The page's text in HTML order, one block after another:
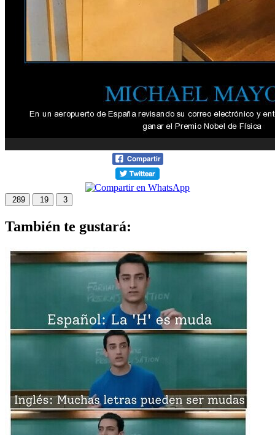
289 19 3
También te gustará: